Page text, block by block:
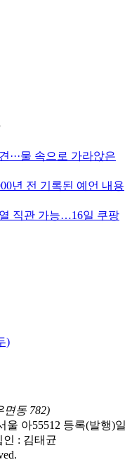
···물 속으로 가라앉은
년 전 기록된 예언 내용
직관 가능…16일 쿠팡
)
면동 782)
울 아55512 등록(발행)일
인 : 김태균